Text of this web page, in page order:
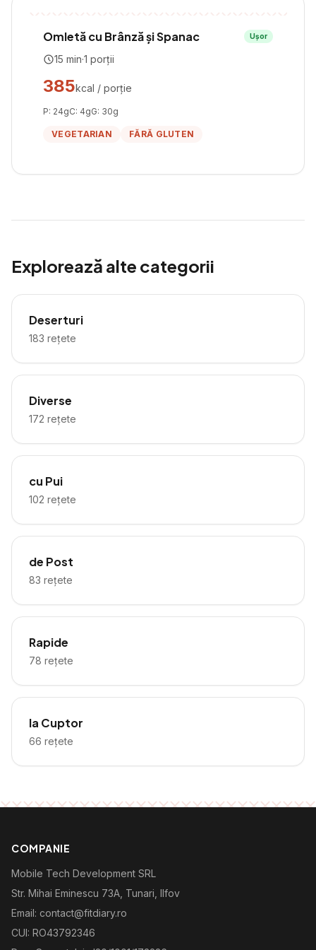
Omletă cu Brânză și Spanac Ușor
15 min·1 porții
385kcal / porție
P: 24gC: 4gG: 30g
VEGETARIAN FĂRĂ GLUTEN
Explorează alte categorii
Deserturi
183 rețete
Diverse
172 rețete
cu Pui
102 rețete
de Post
83 rețete
Rapide
78 rețete
la Cuptor
66 rețete
COMPANIE
Mobile Tech Development SRL
Str. Mihai Eminescu 73A, Tunari, Ilfov
Email: contact@fitdiary.ro
CUI: RO43792346